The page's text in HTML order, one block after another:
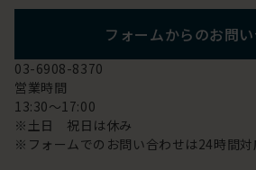
フォームからのお問
03-6908-8370
営業時間
13:30～17:00
※土日 祝日は休み
※フォームでのお問い合わせは24時間対